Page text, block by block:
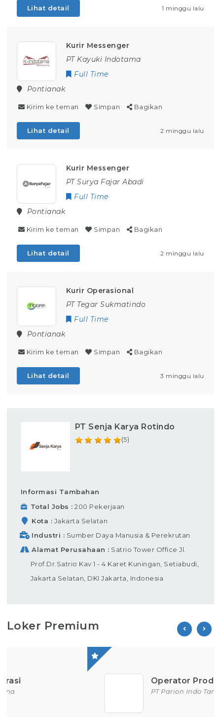
Lihat detail 1 minggu lalu
Kurir Messenger
PT Kayuki Indotama
Full Time
Pontianak
Kirim ke teman Simpan Bagikan
Lihat detail 2 minggu lalu
Kurir Messenger
PT Surya Fajar Abadi
Full Time
Pontianak
Kirim ke teman Simpan Bagikan
Lihat detail 2 minggu lalu
Kurir Operasional
PT Tegar Sukmatindo
Full Time
Pontianak
Kirim ke teman Simpan Bagikan
Lihat detail 3 minggu lalu
PT Senja Karya Rotindo
(5)
Informasi Tambahan
Total Jobs
200 Pekerjaan
Kota
Jakarta Selatan
Industri
Sumber Daya Manusia & Perekrutan
Alamat Perusahaan
Satrio Tower Office Jl.
Prof.Dr.Satrio Kav 1 - 4 Karet Kuningan, Setiabudi,
Jakarta Selatan, DKI Jakarta, Indonesia
Loker Premium
Operator Produksi